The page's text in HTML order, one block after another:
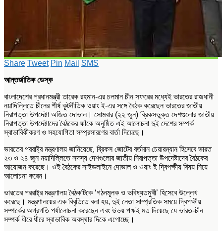
Share Tweet Pin Mail SMS
আন্তর্জাতিক ডেস্ক
বাংলাদেশের প্রধানমন্ত্রী তারেক রহমান-এর চলমান চীন সফরের মধ্যেই ভারতের রাজধানী
নয়াদিল্লিতে চীনের শীর্ষ কূটনীতিক ওয়াং ই-এর সঙ্গে বৈঠক করেছেন ভারতের জাতীয়
নিরাপত্তা উপদেষ্টা অজিত দোভাল। সোমবার (২২ জুন) ব্রিকসভুক্ত দেশগুলোর জাতীয়
নিরাপত্তা উপদেষ্টাদের বৈঠকের ফাঁকে অনুষ্ঠিত এই আলোচনা দুই দেশের সম্পর্ক
স্বাভাবিকীকরণ ও সহযোগিতা সম্প্রসারণের বার্তা দিয়েছে।
ভারতের পররাষ্ট্র মন্ত্রণালয় জানিয়েছে, ব্রিকস জোটের বর্তমান চেয়ারম্যান হিসেবে ভারত
২৩ ও ২৪ জুন নয়াদিল্লিতে সদস্য দেশগুলোর জাতীয় নিরাপত্তা উপদেষ্টাদের বৈঠকের
আয়োজন করেছে। ওই বৈঠকের সাইডলাইনে দোভাল ও ওয়াং ই দ্বিপক্ষীয় বিষয় নিয়ে
আলোচনা করেন।
ভারতের পররাষ্ট্র মন্ত্রণালয় বৈঠকটিকে ‘গঠনমূলক ও ভবিষ্যতমুখী’ হিসেবে উল্লেখ
করেছে। মন্ত্রণালয়ের এক বিবৃতিতে বলা হয়, দুই নেতা সাম্প্রতিক সময়ে দ্বিপক্ষীয়
সম্পর্কের অগ্রগতি পর্যালোচনা করেছেন এবং উভয় পক্ষই মত দিয়েছে যে ভারত-চীন
সম্পর্ক ধীরে ধীরে স্বাভাবিক অবস্থার দিকে এগোচ্ছে।